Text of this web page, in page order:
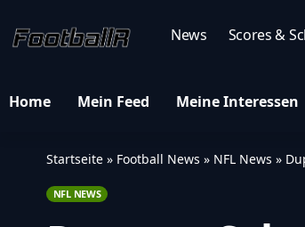
News Scores &
Home Mein Feed Meine Interessen
Startseite » Football News » NFL News »
NFL NEWS